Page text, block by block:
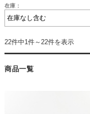
在庫：
22件中1件～22件を表示
商品一覧